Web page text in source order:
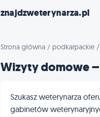
znajdzweterynarza.pl
Strona główna / podkarpackie /
Wizyty domowe
Szukasz weterynarza
gabinetów